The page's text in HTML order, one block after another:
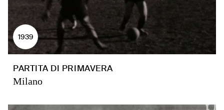
1939
PARTITA DI PRIMAVERA
Milano